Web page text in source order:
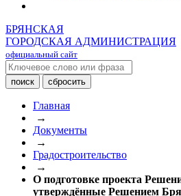
БРЯНСКАЯ
ГОРОДСКАЯ АДМИНИСТРАЦИЯ
официальный сайт
Главная
→
Документы
→
Градостроительство
→
О подготовке проекта
утверждённые Решением